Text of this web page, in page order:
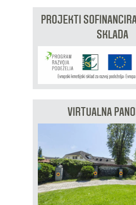
PROJEKTI
SKLADA
VIRTUALNA